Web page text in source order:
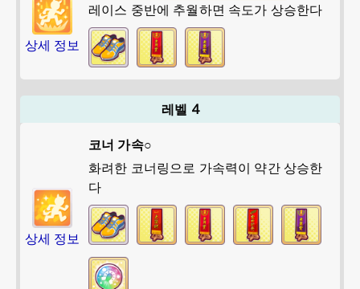
상세 정보
레이스 중반에 추월하면 속도가 상승한다
레벨 4
상세 정보
코너 가속○
화려한 코너링으로 가속력이 약간 상승한
다